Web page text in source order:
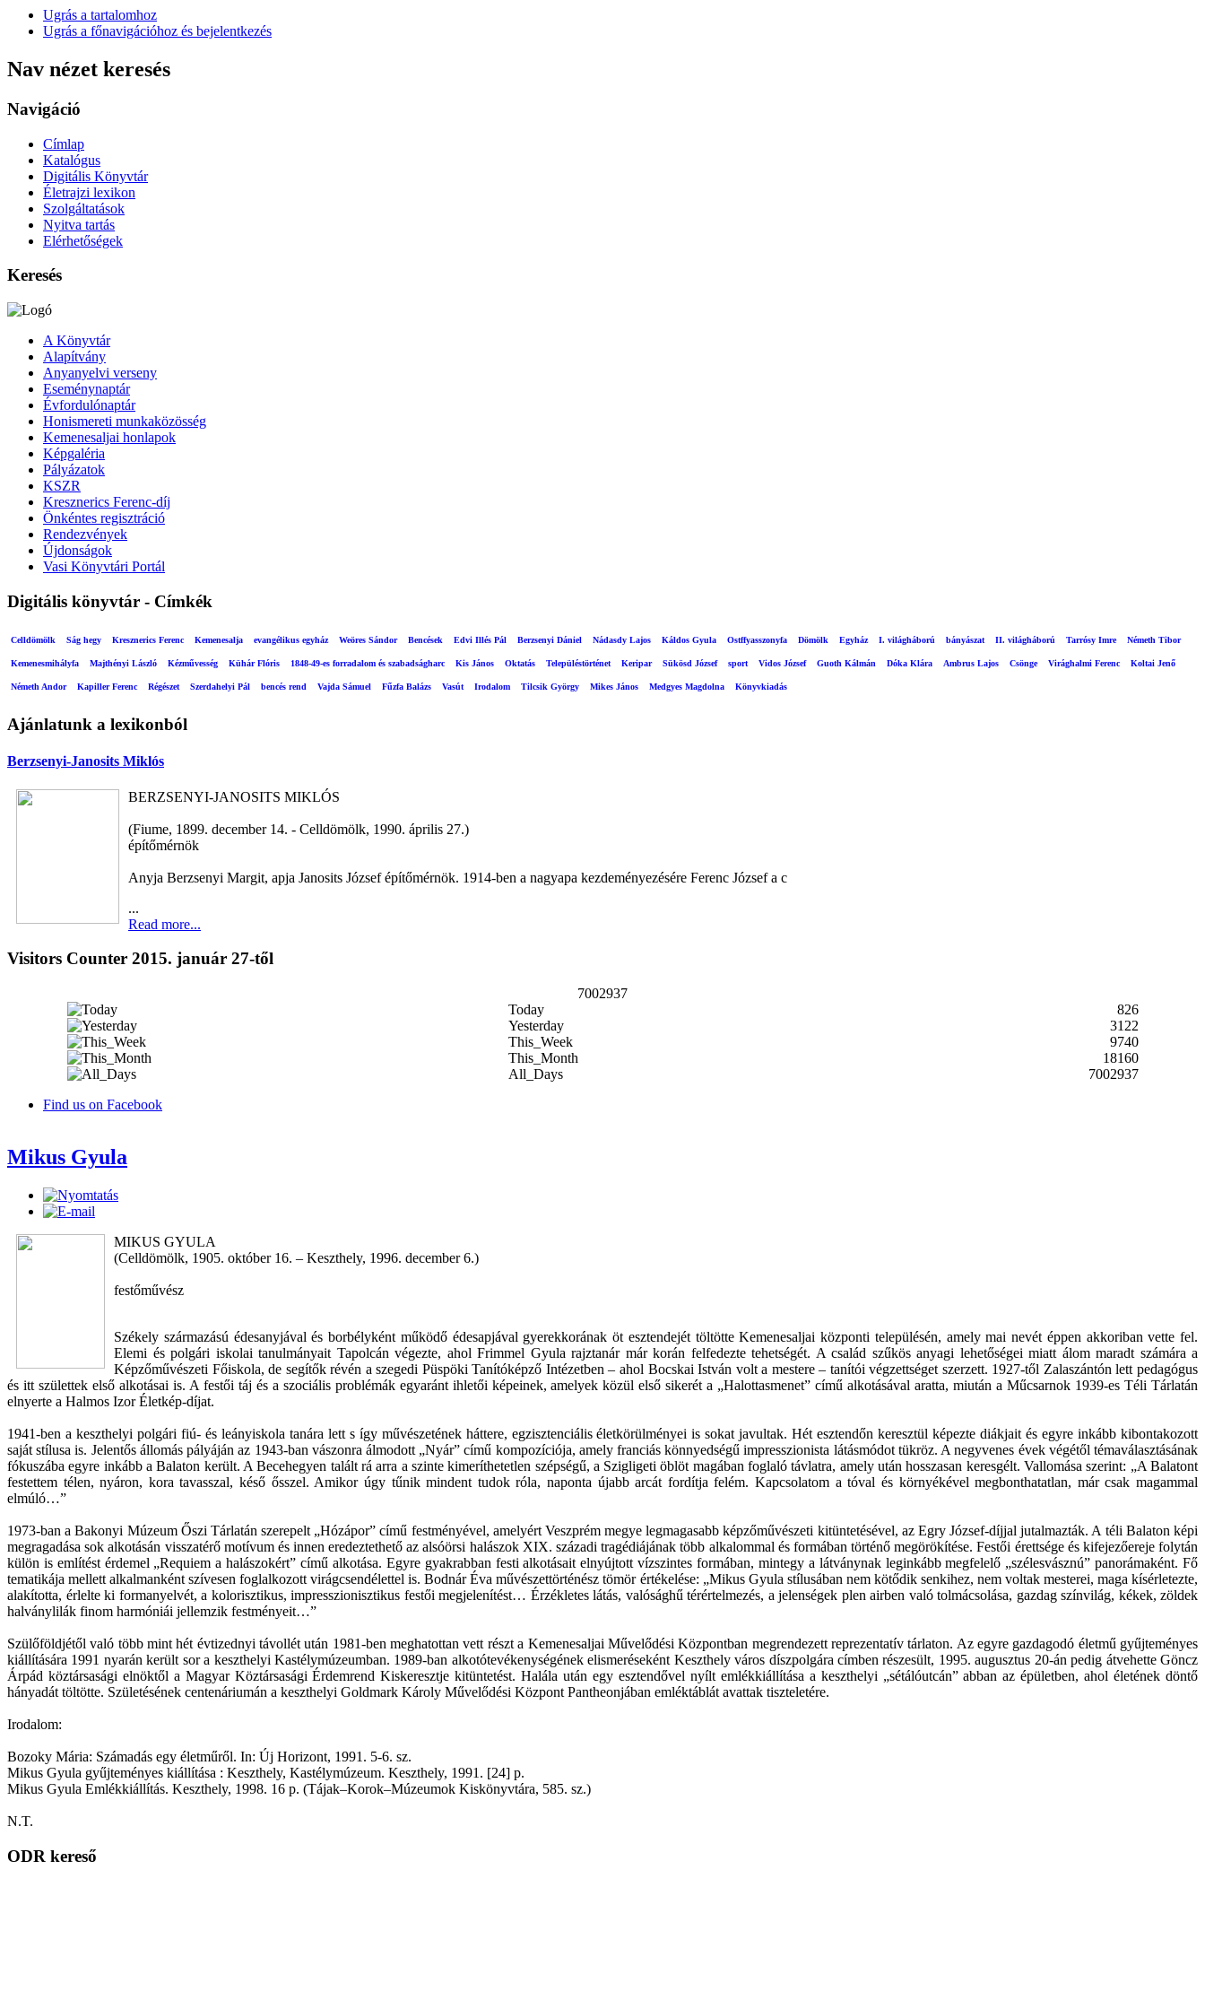
Ugrás a tartalomhoz
Ugrás a főnavigációhoz és bejelentkezés
Nav nézet keresés
Navigáció
Címlap
Katalógus
Digitális Könyvtár
Életrajzi lexikon
Szolgáltatások
Nyitva tartás
Elérhetőségek
Keresés
A Könyvtár
Alapítvány
Anyanyelvi verseny
Eseménynaptár
Évfordulónaptár
Honismereti munkaközösség
Kemenesaljai honlapok
Képgaléria
Pályázatok
KSZR
Kresznerics Ferenc-díj
Önkéntes regisztráció
Rendezvények
Újdonságok
Vasi Könyvtári Portál
Digitális könyvtár - Címkék
Celldömölk Ság hegy Kresznerics Ferenc Kemenesalja evangélikus egyház Weöres Sándor Bencések Edvi Illés Pál Berzsenyi Dániel Nádasdy Lajos Káldos Gyula Ostffyasszonyfa Dömölk Egyház I. világháború bányászat II. világháború Tarrósy Imre Németh Tibor
Kemenesmihályfa Majthényi László Kézművesség Kühár Flóris 1848-49-es forradalom és szabadságharc Kis János Oktatás Településtörténet Keripar Sükösd József sport Vidos József Guoth Kálmán Dóka Klára Ambrus Lajos Csönge Virághalmi Ferenc Koltai Jenő
Németh Andor Kapiller Ferenc Régészet Szerdahelyi Pál bencés rend Vajda Sámuel Fűzfa Balázs Vasút Irodalom Tilcsik György Mikes János Medgyes Magdolna Könyvkiadás
Ajánlatunk a lexikonból
Berzsenyi-Janosits Miklós
BERZSENYI-JANOSITS MIKLÓS
(Fiume, 1899. december 14. - Celldömölk, 1990. április 27.)
építőmérnök
Anyja Berzsenyi Margit, apja Janosits József építőmérnök. 1914-ben a nagyapa kezdeményezésére Ferenc József a c
...
Read more...
Visitors Counter 2015. január 27-től
7002937
Today
826
Yesterday
3122
This_Week
9740
This_Month
18160
All_Days
7002937
Find us on Facebook
Mikus Gyula
MIKUS GYULA
(Celldömölk, 1905. október 16. – Keszthely, 1996. december 6.)
festőművész
Székely származású édesanyjával és borbélyként működő édesapjával gyerekkorának öt esztendejét töltötte Kemenesaljai központi településén, amely mai nevét éppen akkoriban vette fel.
Elemi és polgári iskolai tanulmányait Tapolcán végezte, ahol Frimmel Gyula rajztanár már korán felfedezte tehetségét. A család szűkös anyagi lehetőségei miatt álom maradt számára a
Képzőművészeti Főiskola, de segítők révén a szegedi Püspöki Tanítóképző Intézetben – ahol Bocskai István volt a mestere – tanítói végzettséget szerzett. 1927-től Zalaszántón lett pedagógus
és itt születtek első alkotásai is. A festői táj és a szociális problémák egyaránt ihletői képeinek, amelyek közül első sikerét a „Halottasmenet” című alkotásával aratta, miután a Műcsarnok 1939-es Téli Tárlatán
elnyerte a Halmos Izor Életkép-díjat.
1941-ben a keszthelyi polgári fiú- és leányiskola tanára lett s így művészetének háttere, egzisztenciális életkörülményei is sokat javultak. Hét esztendőn keresztül képezte diákjait és egyre inkább kibontakozott
saját stílusa is. Jelentős állomás pályáján az 1943-ban vászonra álmodott „Nyár” című kompozíciója, amely franciás könnyedségű impresszionista látásmódot tükröz. A negyvenes évek végétől témaválasztásának
fókuszába egyre inkább a Balaton került. A Becehegyen talált rá arra a szinte kimeríthetetlen szépségű, a Szigligeti öblöt magában foglaló távlatra, amely után hosszasan keresgélt. Vallomása szerint: „A Balatont
festettem télen, nyáron, kora tavasszal, késő ősszel. Amikor úgy tűnik mindent tudok róla, naponta újabb arcát fordítja felém. Kapcsolatom a tóval és környékével megbonthatatlan, már csak magammal
elmúló…”
1973-ban a Bakonyi Múzeum Őszi Tárlatán szerepelt „Hózápor” című festményével, amelyért Veszprém megye legmagasabb képzőművészeti kitüntetésével, az Egry József-díjjal jutalmazták. A téli Balaton képi
megragadása sok alkotásán visszatérő motívum és innen eredeztethető az alsóörsi halászok XIX. századi tragédiájának több alkalommal és formában történő megörökítése. Festői érettsége és kifejezőereje folytán
külön is említést érdemel „Requiem a halászokért” című alkotása. Egyre gyakrabban festi alkotásait elnyújtott vízszintes formában, mintegy a látványnak leginkább megfelelő „szélesvásznú” panorámaként. Fő
tematikája mellett alkalmanként szívesen foglalkozott virágcsendélettel is. Bodnár Éva művészettörténész tömör értékelése: „Mikus Gyula stílusában nem kötődik senkihez, nem voltak mesterei, maga kísérletezte,
alakította, érlelte ki formanyelvét, a kolorisztikus, impresszionisztikus festői megjelenítést… Érzékletes látás, valósághű térértelmezés, a jelenségek plen airben való tolmácsolása, gazdag színvilág, kékek, zöldek
halványlilák finom harmóniái jellemzik festményeit…”
Szülőföldjétől való több mint hét évtizednyi távollét után 1981-ben meghatottan vett részt a Kemenesaljai Művelődési Központban megrendezett reprezentatív tárlaton. Az egyre gazdagodó életmű gyűjteményes
kiállítására 1991 nyarán került sor a keszthelyi Kastélymúzeumban. 1989-ban alkotótevékenységének elismeréseként Keszthely város díszpolgára címben részesült, 1995. augusztus 20-án pedig átvehette Göncz
Árpád köztársasági elnöktől a Magyar Köztársasági Érdemrend Kiskeresztje kitüntetést. Halála után egy esztendővel nyílt emlékkiállítása a keszthelyi „sétálóutcán” abban az épületben, ahol életének döntő
hányadát töltötte. Születésének centenáriumán a keszthelyi Goldmark Károly Művelődési Központ Pantheonjában emléktáblát avattak tiszteletére.
Irodalom:
Bozoky Mária: Számadás egy életműről. In: Új Horizont, 1991. 5-6. sz.
Mikus Gyula gyűjteményes kiállítása : Keszthely, Kastélymúzeum. Keszthely, 1991. [24] p.
Mikus Gyula Emlékkiállítás. Keszthely, 1998. 16 p. (Tájak–Korok–Múzeumok Kiskönyvtára, 585. sz.)
N.T.
ODR kereső